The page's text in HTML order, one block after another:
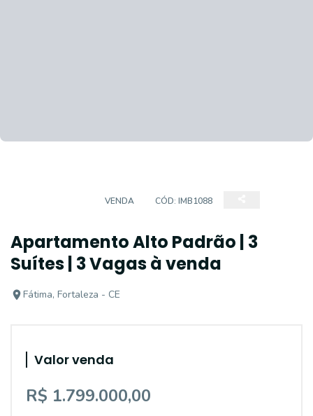
VENDA CÓD: IMB1088
Apartamento Alto Padrão | 3
Suítes | 3 Vagas à venda
Fátima, Fortaleza - CE
Valor venda
R$ 1.799.000,00